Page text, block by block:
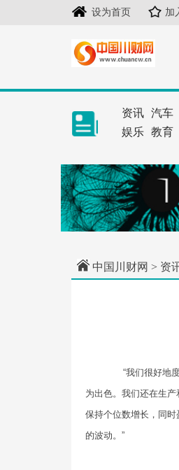
设为首页 加
资讯 汽车
娱乐 教育
中国川财网 > 资
“我们很好地
为出色。我们还在生
保持个位数增长，同
的波动。 ”